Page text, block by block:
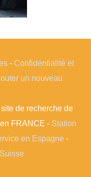
- Confidentialité et
un nouveau
de recherche de
FRANCE - Station
en Espagne -